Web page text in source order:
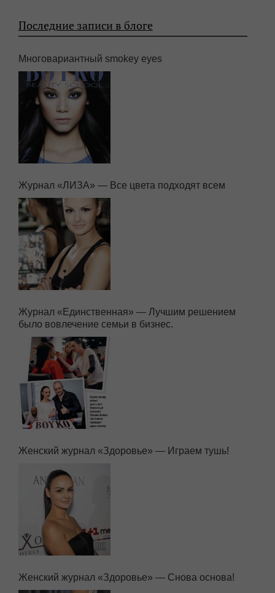
Последние записи в блоге
Многовариантный smokey eyes
Журнал «ЛИЗА» — Все цвета подходят всем
Журнал «Единственная» — Лучшим решением
было вовлечение семьи в бизнес.
Женский журнал «Здоровье» — Играем тушь!
Женский журнал «Здоровье» — Снова основа!